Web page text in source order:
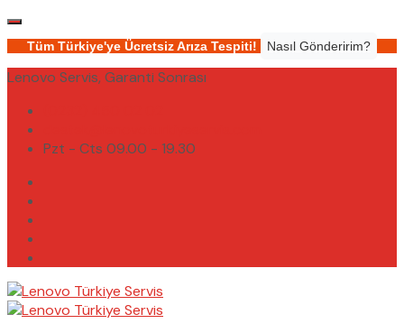
Tüm Türkiye'ye Ücretsiz Arıza Tespiti! Nasıl Gönderirim?
Lenovo Servis, Garanti Sonrası
Pzt - Cts 09.00 - 19.30